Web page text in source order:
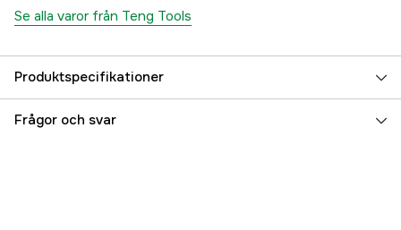
Se alla varor från Teng Tools
Produktspecifikationer
Längd 265 mm
Frågor och svar